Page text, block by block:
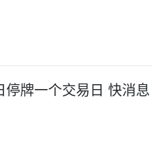
牌一个交易日 快消息